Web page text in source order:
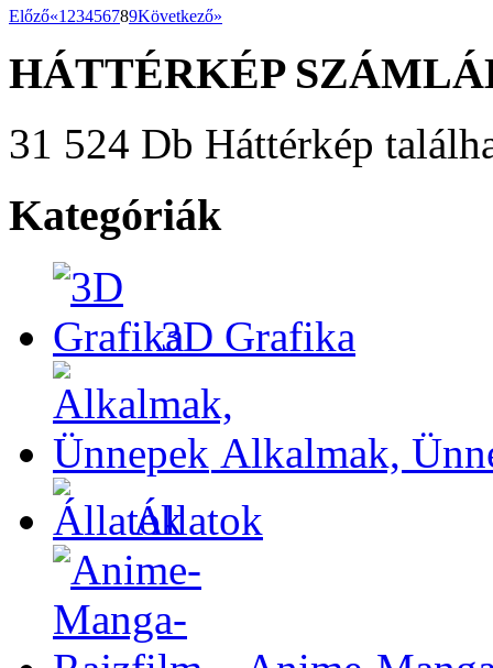
Előző«1 23456789Következő»
HÁTTÉRKÉP
31 524 Db Háttérkép
Kategóriák
3D Grafika
Alkalmak,
Állatok